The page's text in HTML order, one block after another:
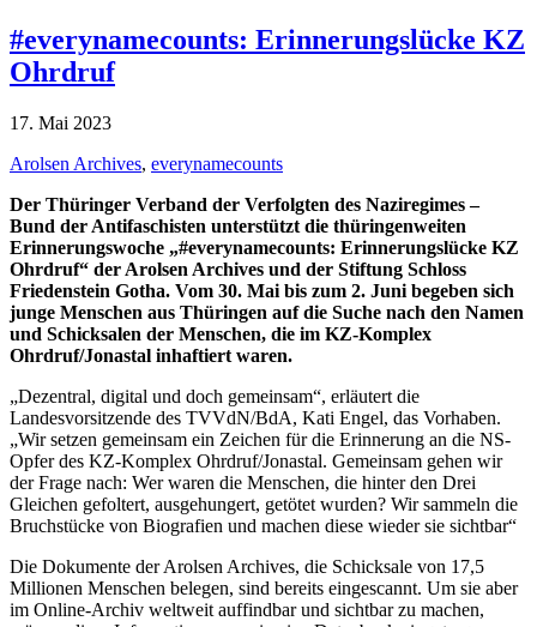
#everynamecounts: Erinnerungslücke KZ
Ohrdruf
17. Mai 2023
Arolsen Archives, everynamecounts
Der Thüringer Verband der Verfolgten des Naziregimes –
Bund der Antifaschisten unterstützt die thüringenweiten
Erinnerungswoche „#everynamecounts: Erinnerungslücke KZ
Ohrdruf“ der Arolsen Archives und der Stiftung Schloss
Friedenstein Gotha. Vom 30. Mai bis zum 2. Juni begeben sich
junge Menschen aus Thüringen auf die Suche nach den Namen
und Schicksalen der Menschen, die im KZ-Komplex
Ohrdruf/Jonastal inhaftiert waren.
„Dezentral, digital und doch gemeinsam“, erläutert die
Landesvorsitzende des TVVdN/BdA, Kati Engel, das Vorhaben.
„Wir setzen gemeinsam ein Zeichen für die Erinnerung an die NS-
Opfer des KZ-Komplex Ohrdruf/Jonastal. Gemeinsam gehen wir
der Frage nach: Wer waren die Menschen, die hinter den Drei
Gleichen gefoltert, ausgehungert, getötet wurden? Wir sammeln die
Bruchstücke von Biografien und machen diese wieder sie sichtbar“
Die Dokumente der Arolsen Archives, die Schicksale von 17,5
Millionen Menschen belegen, sind bereits eingescannt. Um sie aber
im Online-Archiv weltweit auffindbar und sichtbar zu machen,